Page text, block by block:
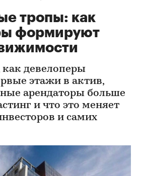
тропы: как
формируют
как девелоперы
этажи в актив,
арендаторы больше
и что это меняет
и самих